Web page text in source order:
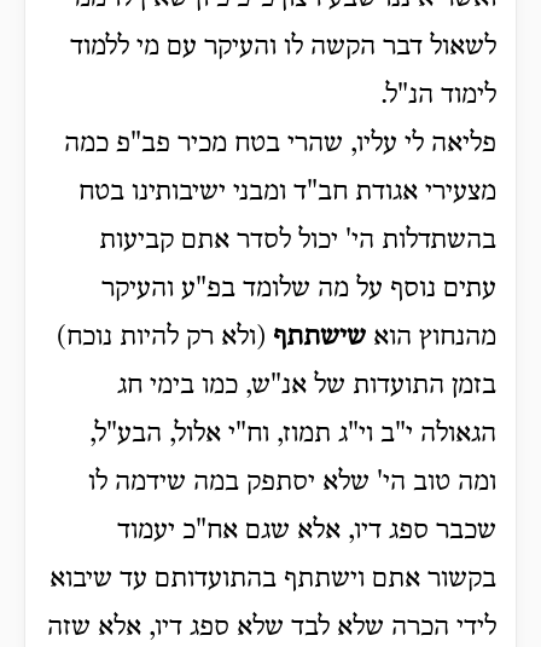
לשאול דבר הקשה לו והעיקר עם מי ללמוד
לימוד הנ"ל.
פליאה לי עליו, שהרי בטח מכיר פב"פ כמה
מצעירי אגודת חב"ד ומבני ישיבותינו בטח
בהשתדלות הי' יכול לסדר אתם קביעות
עתים נוסף על מה שלומד בפ"ע והעיקר
מהנחוץ הוא שישתתף (ולא רק להיות נוכח)
בזמן התועדות של אנ"ש, כמו בימי חג
הגאולה י"ב וי"ג תמוז, וח"י אלול, הבע"ל,
ומה טוב הי' שלא יסתפק במה שידמה לו
שכבר ספג דיו, אלא שגם אח"כ יעמוד
בקשור אתם וישתתף בהתועדותם עד שיבוא
לידי הכרה שלא לבד שלא ספג דיו, אלא שזה